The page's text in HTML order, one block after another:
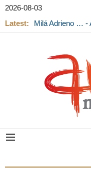
2026-08-03
Latest:
Milá Adrieno … -